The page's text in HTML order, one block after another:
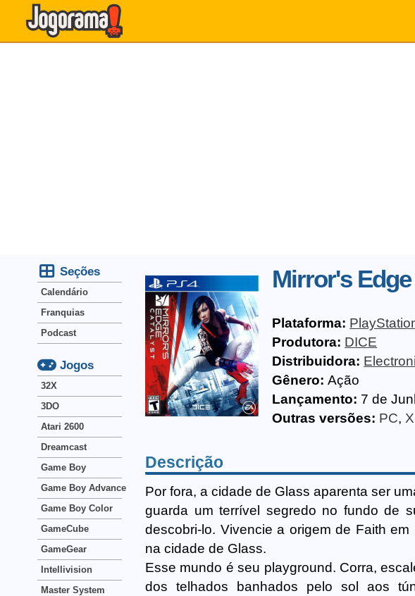
Mirror's
Plataforma:
Produtora: DICE
Distribuidora:
Gênero: Ação
Lançamento: 7 de
Outras versões: PC,
Descrição
Por fora, a cidade de Glass aparenta ser
guarda um terrível segredo no fundo de
descobri-lo. Vivencie a origem de Faith
na cidade de Glass.
Esse mundo é seu playground. Corra,
dos telhados banhados pelo sol aos
Seções
Calendário
Franquias
Podcast
Jogos
32X
3DO
Atari 2600
Dreamcast
Game Boy
Game Boy Advance
Game Boy Color
GameCube
GameGear
Intellivision
Master System